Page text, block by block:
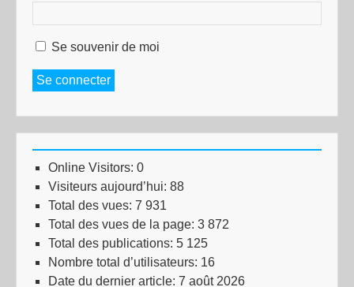
Se souvenir de moi
Se connecter
Online Visitors: 0
Visiteurs aujourd’hui: 88
Total des vues: 7 931
Total des vues de la page: 3 872
Total des publications: 5 125
Nombre total d’utilisateurs: 16
Date du dernier article: 7 août 2026